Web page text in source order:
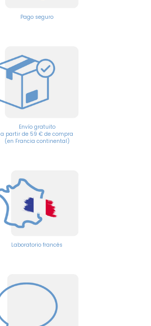
Pago seguro
Envío gratuito
a partir de 59 € de compra
(en Francia continental)
Laboratorio francés